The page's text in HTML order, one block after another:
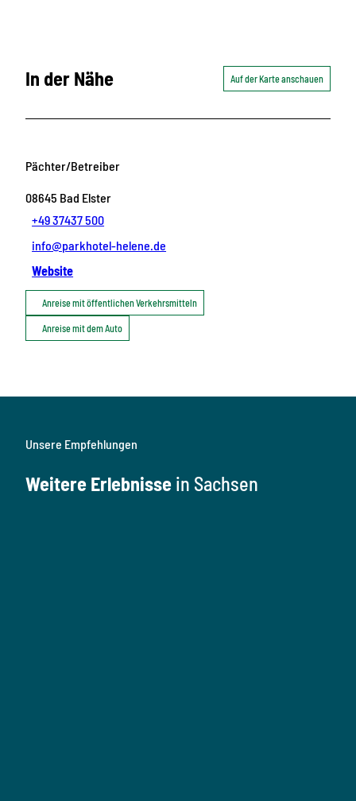
In der Nähe Auf der Karte anschauen
Pächter/Betreiber
08645 Bad Elster
+49 37437 500
info@parkhotel-helene.de
Website
Anreise mit öffentlichen Verkehrsmitteln
Anreise mit dem Auto
Unsere Empfehlungen
Weitere Erlebnisse in Sachsen